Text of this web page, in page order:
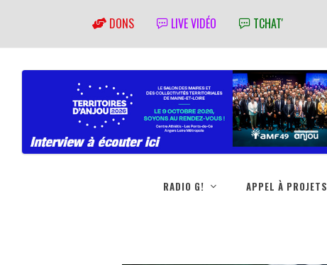
DONS LIVE VIDÉO TCHAT'
RADIO G! APPEL À PROJETS